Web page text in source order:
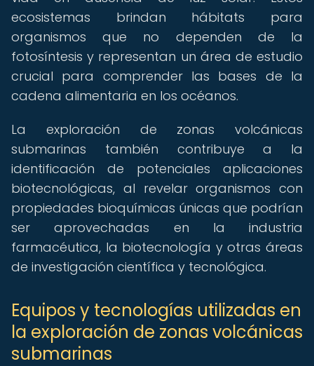
ecosistemas brindan hábitats para
organismos que no dependen de la
fotosíntesis y representan un área de estudio
crucial para comprender las bases de la
cadena alimentaria en los océanos.
La exploración de zonas volcánicas
submarinas también contribuye a la
identificación de potenciales aplicaciones
biotecnológicas, al revelar organismos con
propiedades bioquímicas únicas que podrían
ser aprovechadas en la industria
farmacéutica, la biotecnología y otras áreas
de investigación científica y tecnológica.
Equipos y tecnologías utilizadas en
la exploración de zonas volcánicas
submarinas